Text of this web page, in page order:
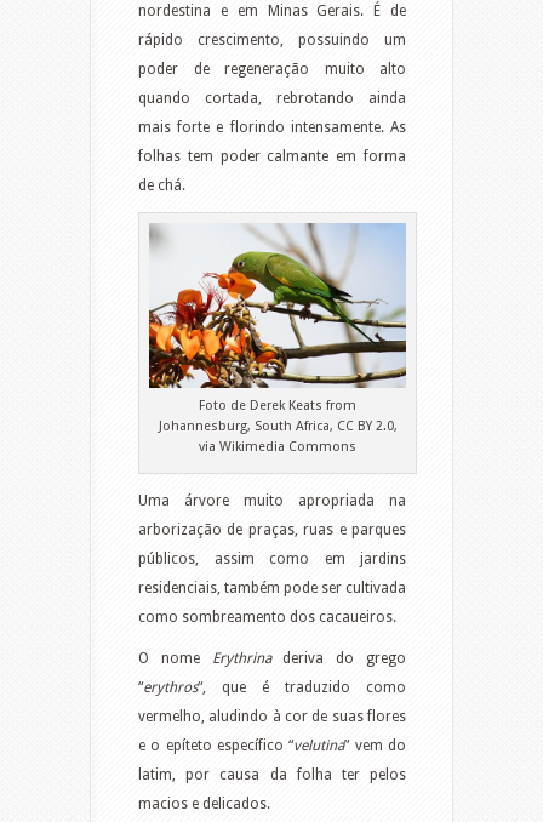
nordestina e em Minas Gerais. É de
rápido crescimento, possuindo um
poder de regeneração muito alto
quando cortada, rebrotando ainda
mais forte e florindo intensamente. As
folhas tem poder calmante em forma
de chá.
Foto de Derek Keats from
Johannesburg, South Africa, CC BY 2.0,
via Wikimedia Commons
Uma árvore muito apropriada na
arborização de praças, ruas e parques
públicos, assim como em jardins
residenciais, também pode ser cultivada
como sombreamento dos cacaueiros.
O nome Erythrinaderiva do grego
“erythros“, que é traduzido como
vermelho, aludindo à cor de suas flores
e o epíteto específico “velutina” vem do
latim, por causa da folha ter pelos
macios e delicados.